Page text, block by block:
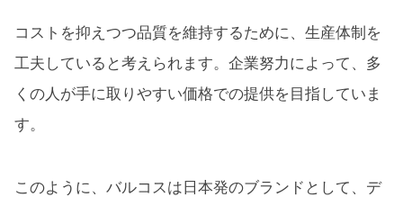
コストを抑えつつ品質を維持するために、生産体制を
工夫していると考えられます。企業努力によって、多
くの人が手に取りやすい価格での提供を目指していま
す。
このように、バルコスは日本発のブランドとして、デ